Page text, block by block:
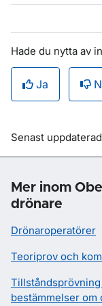
Hade du nytta av
Ja
Om sidan
Senast
Mer inom
drönare
Drönaroperatörer
Teoriprov och
bestämmelser om